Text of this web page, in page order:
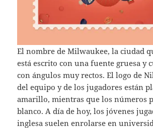
El nombre de Milwaukee, la ciudad
está escrito con una fuente gruesa y
con ángulos muy rectos. El logo de
del equipo y de los jugadores están
amarillo, mientras que los números
blanco. A día de hoy, los jóvenes
inglesa suelen enrolarse en